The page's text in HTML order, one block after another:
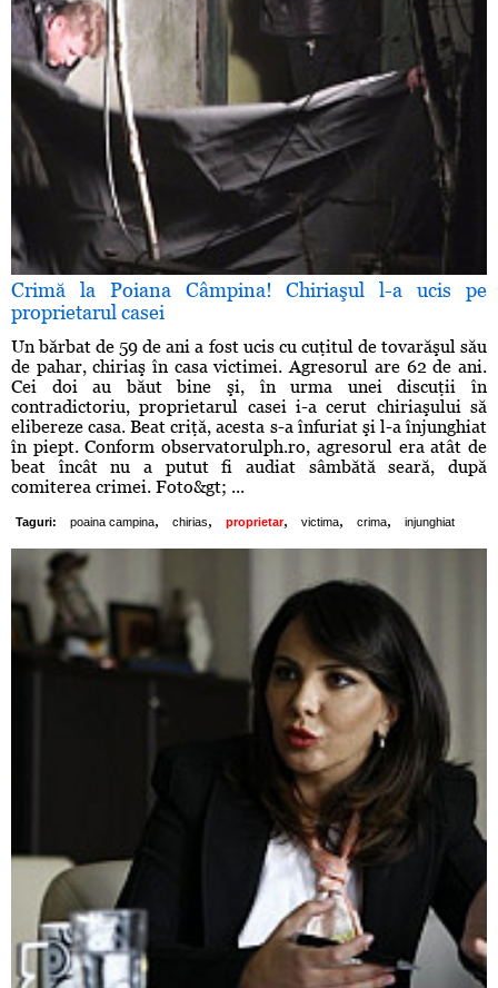
Crimă la Poiana Câmpina! Chiriaşul l-a ucis pe
proprietarul casei
Un bărbat de 59 de ani a fost ucis cu cuţitul de tovarăşul său
de pahar, chiriaş în casa victimei. Agresorul are 62 de ani.
Cei doi au băut bine şi, în urma unei discuţii în
contradictoriu, proprietarul casei i-a cerut chiriaşului să
elibereze casa. Beat criţă, acesta s-a înfuriat şi l-a înjunghiat
în piept. Conform observatorulph.ro, agresorul era atât de
beat încât nu a putut fi audiat sâmbătă seară, după
comiterea crimei. Foto&gt; ...
Taguri: poaina campina, chirias, proprietar, victima, crima, injunghiat